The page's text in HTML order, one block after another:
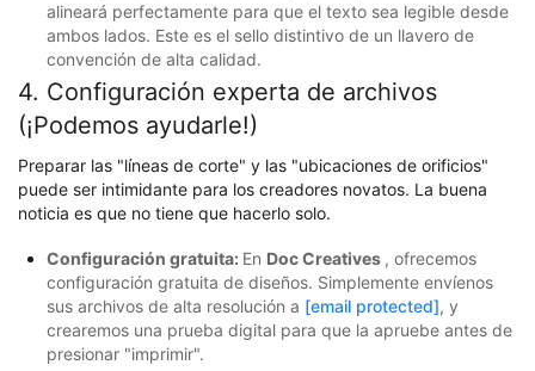
alineará perfectamente para que el texto sea legible desde
ambos lados. Este es el sello distintivo de un llavero de
convención de alta calidad.
4. Configuración experta de archivos
(¡Podemos ayudarle!)
Preparar las "líneas de corte" y las "ubicaciones de orificios"
puede ser intimidante para los creadores novatos. La buena
noticia es que no tiene que hacerlo solo.
Configuración gratuita: En Doc Creatives , ofrecemos
configuración gratuita de diseños. Simplemente envíenos
sus archivos de alta resolución a [email protected], y
crearemos una prueba digital para que la apruebe antes de
presionar "imprimir".